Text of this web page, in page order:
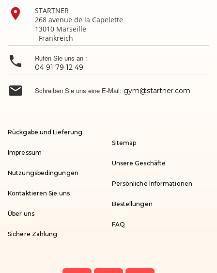

STARTNER
268 avenue de la Capelette
13010 Marseille
Frankreich
 Rufen Sie uns an :
04 91 79 12 49
 Schreiben Sie uns eine E-Mail: gym@startner.com
Rückgabe und Lieferung
Impressum
Nutzungsbedingungen
Kontaktieren Sie uns
Über uns
Sichere Zahlung
Sitemap
Unsere Geschäfte
Persönliche Informationen
Bestellungen
FAQ